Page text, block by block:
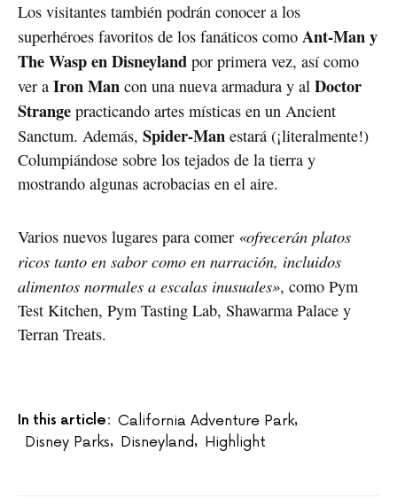
Los visitantes también podrán conocer a los
superhéroes favoritos de los fanáticos como Ant-Man y
The Wasp en Disneyland por primera vez, así como
ver a Iron Man con una nueva armadura y al Doctor
Strange practicando artes místicas en un Ancient
Sanctum. Además, Spider-Man estará (¡literalmente!)
Columpiándose sobre los tejados de la tierra y
mostrando algunas acrobacias en el aire.
Varios nuevos lugares para comer «ofrecerán platos
ricos tanto en sabor como en narración, incluidos
alimentos normales a escalas inusuales», como Pym
Test Kitchen, Pym Tasting Lab, Shawarma Palace y
Terran Treats.
In this article: California Adventure Park,
Disney Parks, Disneyland, Highlight